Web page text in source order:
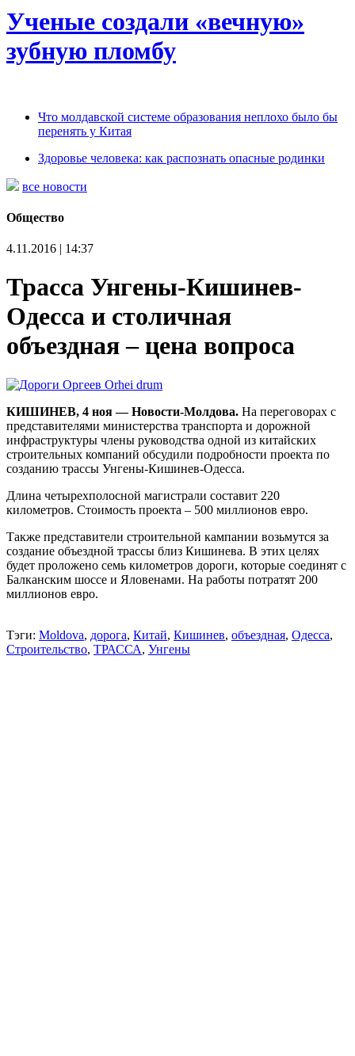
Ученые создали «вечную»
зубную пломбу
Что молдавской системе образования неплохо было бы
перенять у Китая
Здоровье человека: как распознать опасные родинки
все новости
Общество
4.11.2016 | 14:37
Трасса Унгены-Кишинев-
Одесса и столичная
объездная – цена вопроса
КИШИНЕВ, 4 ноя — Новости-Молдова. На переговорах с
представителями министерства транспорта и дорожной
инфраструктуры члены руководства одной из китайских
строительных компаний обсудили подробности проекта по
созданию трассы Унгены-Кишинев-Одесса.
Длина четырехполосной магистрали составит 220
километров. Стоимость проекта – 500 миллионов евро.
Также представители строительной кампании возьмутся за
создание объездной трассы близ Кишинева. В этих целях
будет проложено семь километров дороги, которые соединят c
Балканским шоссе и Яловенами. На работы потратят 200
миллионов евро.
Тэги: Moldova, дорога, Китай, Кишинев, объездная, Одесса,
Строительство, ТРАССА, Унгены